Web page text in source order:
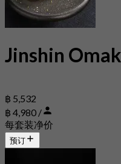
Jinshin
฿ 5,532
฿ 4,980 /
每套装净价
预订